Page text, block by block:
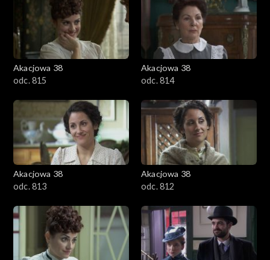
Akacjowa 38
odc. 815
Akacjowa 38
odc. 814
Akacjowa 38
odc. 813
Akacjowa 38
odc. 812